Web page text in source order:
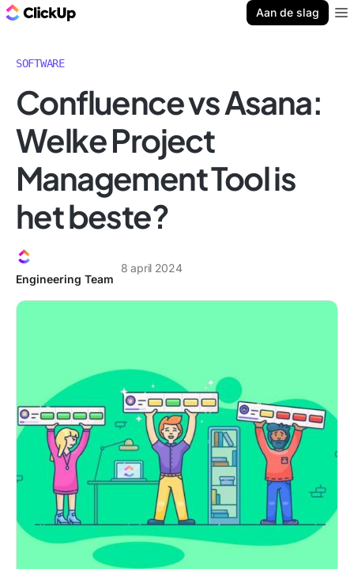
Aan de slag
SOFTWARE
Confluence vs Asana:
Welke Project
Management Tool is
het beste?
Engineering Team
8 april 2024